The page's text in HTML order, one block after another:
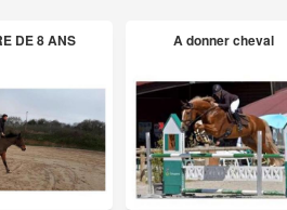
DE 8 ANS
A donner cheval